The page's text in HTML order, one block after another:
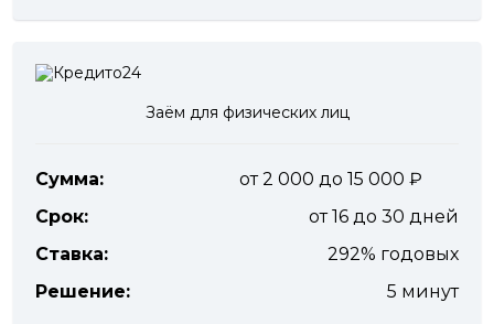
Заём для физических лиц
Сумма:
от 2 000 до 15 000
Срок:
от 16 до 30 дней
Ставка:
292% годовых
Решение:
5 минут